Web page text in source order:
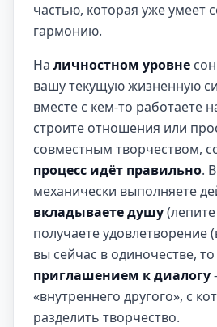
частью, которая уже умеет
гармонию.
На личностном уровне
вашу текущую жизненную
вместе с кем-то работаете
строите отношения или
совместным творчеством,
процесс идёт правильно.
механически выполняете
вкладываете душу
получаете удовлетворение
вы сейчас в одиночестве,
приглашением к диалогу
«внутреннего другого», с
разделить творчество.